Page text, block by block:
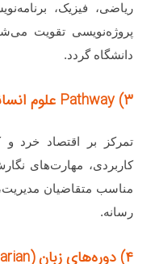
ریاضی، فیزیک،
پروژه‌نویسی تقویت
دانشگاه گردد.
۳) Pathway علوم انسانی، مدیریت و کسب‌وکار
تمرکز بر اقتصاد خرد و
کاربردی، مهارت‌های
مناسب متقاضیان
رسانه.
۴) دوره‌های زبان (English/ Hungarian)